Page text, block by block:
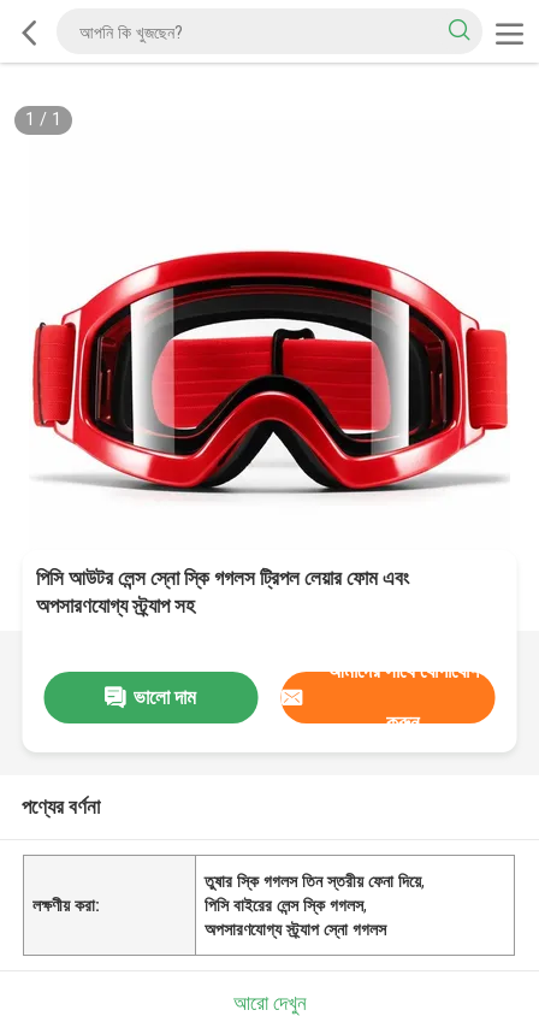
1 / 1
পিসি আউটর লেন্স স্নো স্কি গগলস ট্রিপল লেয়ার ফোম এবং
অপসারণযোগ্য স্ট্র্যাপ সহ
ভালো দাম
আমাদের সাথে যোগাযোগ
করুন
পণ্যের বর্ণনা
লক্ষণীয় করা:
তুষার স্কি গগলস তিন স্তরীয় ফেনা দিয়ে,
পিসি বাইরের লেন্স স্কি গগলস,
অপসারণযোগ্য স্ট্র্যাপ স্নো গগলস
আরো দেখুন